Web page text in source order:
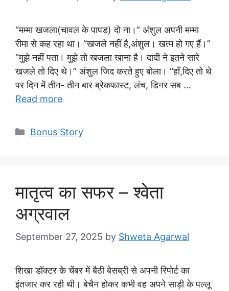
“मम्मा खजला(चावल के पापड़) दो ना।” अंशुल अपनी मम्मा
रीमा से कह रहा था। “खजले नहीं है,अंशुल। खत्म हो गए हैं।”
“मुझे नहीं पता। मुझे तो खजला खाना है। दादी ने इतने सारे
खजले तो दिए थे।” अंशुल जिद करते हुए बोला। “हाँ,दिए तो थे
पर दिन में तीन- तीन बार ब्रेकफास्ट, लंच, डिनर सब …
Read more
Categories
Bonus Story
मातृत्व का सफर – श्वेता
अग्रवाल
September 27, 2025 by Shweta Agarwal
शिखा डॉक्टर के चेंबर में बैठी बेसब्री से अपनी रिपोर्ट का
इंतजार कर रही थी। बेचैन होकर कभी वह अपने साड़ी के पल्लू